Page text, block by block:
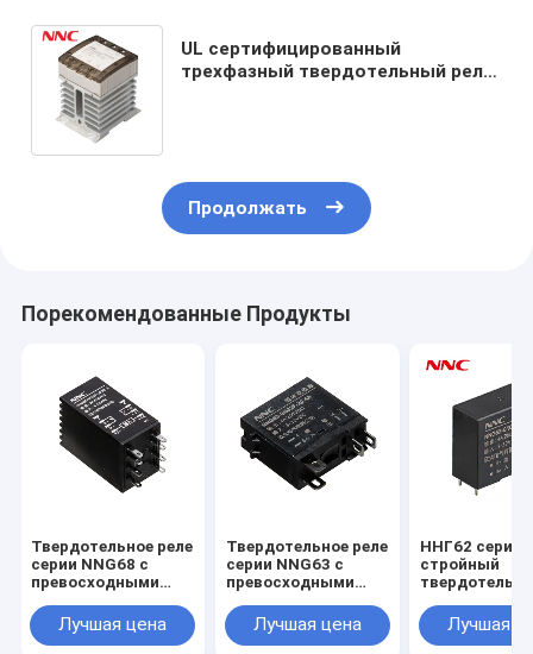
UL сертифицированный
трехфазный твердотельный реле
Продолжать
Порекомендованные Продукты
Твердотельное реле
серии NNG68 с
превосходными
для промышленных
применений
Лучшая цена
Твердотельное реле
серии NNG63 с
превосходными
для промышленных
применений
Лучшая цена
ННГ62 серия
стройный
Лучшая